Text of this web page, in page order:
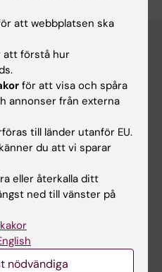
att webbplatsen ska
att förstå hur
för att visa och spåra
annonser från externa
till länder utanför EU.
du att vi sparar
eller återkalla ditt
ned till vänster på
nödvändiga